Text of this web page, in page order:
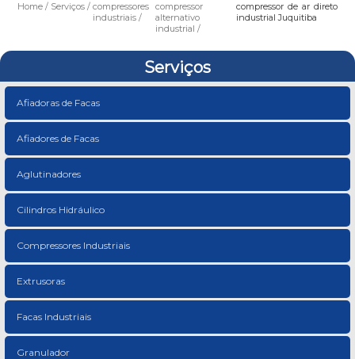
Home Serviços
compressores
industriais
compressor
alternativo
industrial
compressor de ar direto
industrial Juquitiba
Serviços
Afiadoras de Facas
Afiadores de Facas
Aglutinadores
Cilindros Hidráulico
Compressores Industriais
Extrusoras
Facas Industriais
Granulador